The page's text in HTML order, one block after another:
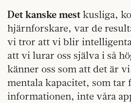
Det kanske mest kusliga,
hjärnforskare, var de
vi tror att vi blir
att vi lurar oss själva i så
känner oss som att det är
mentala kapacitet, som tar
informationen, inte våra